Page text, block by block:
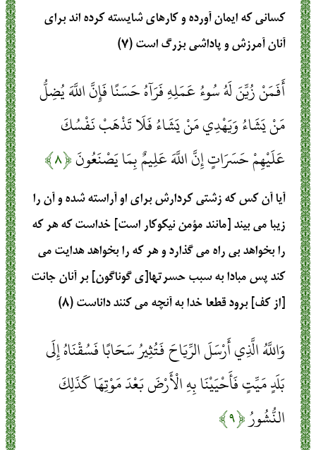
كسانى كه ايمان آورده و كارهاى شايسته كرده‏ اند براى
آنان آمرزش و پاداشى بزرگ است (۷)
أَفَمَنْ زُيِّنَ لَهُ سُوءُ عَمَلِهِ فَرَآهُ حَسَنًا فَإِنَّ اللَّهَ يُضِلُّ
مَنْ يَشَاءُ وَيَهْدِي مَنْ يَشَاءُ فَلَا تَذْهَبْ نَفْسُكَ
عَلَيْهِمْ حَسَرَاتٍ إِنَّ اللَّهَ عَلِيمٌ بِمَا يَصْنَعُونَ﴿۸﴾
آيا آن كس كه زشتى كردارش براى او آراسته شده و آن را
زيبا مى ‏بيند [مانند مؤمن نيكوكار است] خداست كه هر كه
را بخواهد بى‏ راه مى‏ گذارد و هر كه را بخواهد هدايت مى
‏كند پس مبادا به سبب حسرتها[ى گوناگون] بر آنان جانت
[از كف] برود قطعا خدا به آنچه مى كنند داناست (۸)
وَاللَّهُ الَّذِي أَرْسَلَ الرِّيَاحَ فَتُثِيرُ سَحَابًا فَسُقْنَاهُ إِلَى
بَلَدٍ مَيِّتٍ فَأَحْيَيْنَا بِهِ الْأَرْضَ بَعْدَ مَوْتِهَا كَذَلِكَ
النُّشُورُ﴿۹﴾